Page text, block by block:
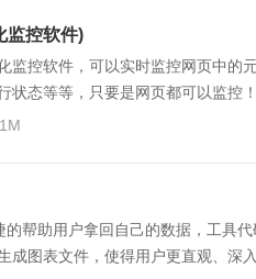
监控软件)
监控软件，可以实时监控网页中的
状态等等，只要是网页都可以监控！
帮助用户拿回自己的数据，工具代
成图表文件，使得用户更直观、深